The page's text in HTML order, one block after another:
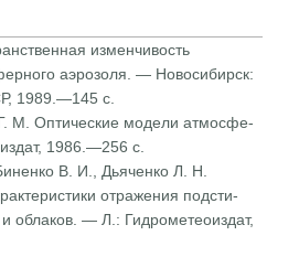
изменчивость
аэрозоля. — Новосибирск:
1989.—145 с.
М. Оптические модели атмосфе­
1986.—256 с.
В. И., Дьяченко Л. Н.
отражения подсти­
облаков. — Л.: Гидрометеоиз­дат,